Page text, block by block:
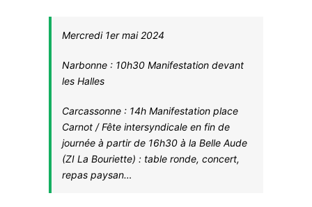
#MÉDIAS
#PRESSE
#ARCHIVES
Mercredi 1er mai 2024
Narbonne : 10h30 Manifestation devant
les Halles
Carcassonne : 14h Manifestation place
Carnot / Fête intersyndicale en fin de
journée à partir de 16h30 à la Belle Aude
(ZI La Bouriette) : table ronde, concert,
repas paysan…